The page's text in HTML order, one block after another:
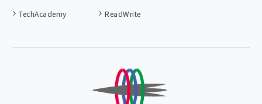
TechAcademy
ReadWrite